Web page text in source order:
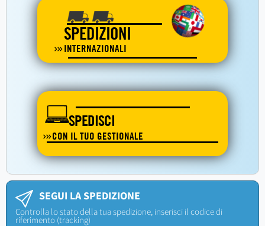
SPEDIZIONI
INTERNAZIONALI
SPEDISCI
CON IL TUO GESTIONALE
SEGUI LA SPEDIZIONE
Controlla lo stato della tua spedizione, inserisci il codice di
riferimento (tracking)